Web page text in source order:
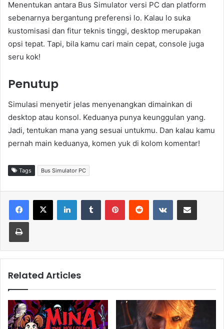
Menentukan antara Bus Simulator versi PC dan platform
sebenarnya bergantung preferensi lo. Kalau lo suka
kustomisasi dan fitur teknis tinggi, desktop merupakan
opsi tepat. Tapi, bila kamu cari main cepat, console juga
seru kok!
Penutup
Simulasi menyetir jelas menyenangkan dimainkan di
desktop atau konsol. Keduanya punya keunggulan yang.
Jadi, tentukan mana yang sesuai untukmu. Dan kalau kamu
pernah main keduanya, komen yuk di kolom komentar!
Tags Bus Simulator PC
Related Articles